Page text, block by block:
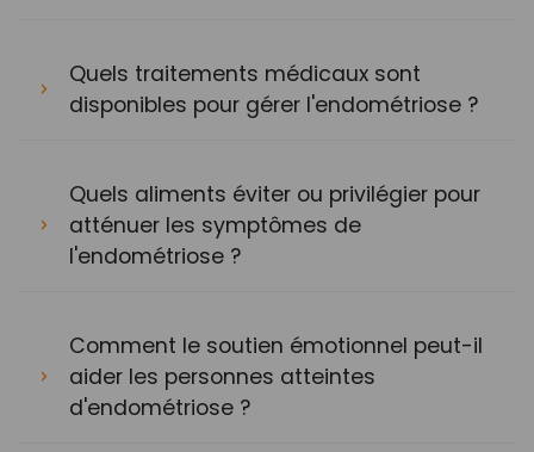
Quels traitements médicaux sont
disponibles pour gérer l'endométriose ?
Quels aliments éviter ou privilégier pour
atténuer les symptômes de
l'endométriose ?
Comment le soutien émotionnel peut-il
aider les personnes atteintes
d'endométriose ?